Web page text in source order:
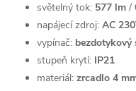
světelný tok: 577 lm /
napájecí zdroj: AC
vypínač: bezdotykový
stupeň krytí: IP21
materiál: zrcadlo 4